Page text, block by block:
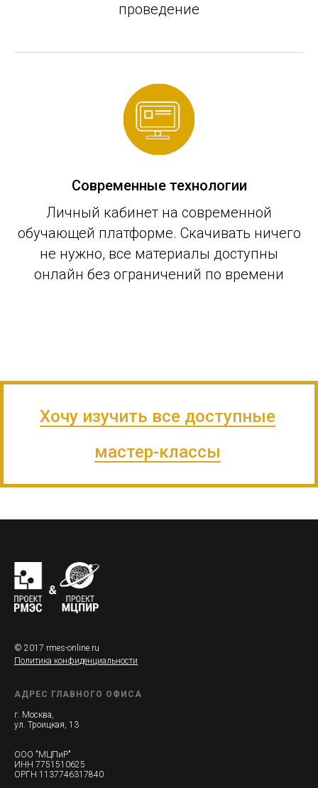
проведение
Современные технологии
Личный кабинет на современной
обучающей платформе. Скачивать ничего
не нужно, все материалы доступны
онлайн без ограничений по времени
Хочу изучить все доступные
мастер-классы
© 2017 rmes-online.ru
Политика конфиденциальности
АДРЕС ГЛАВНОГО ОФИСА
г. Москва,
ул. Троицкая, 13
ООО "МЦПиР"
ИНН 7751510625
ОРГН 1137746317840